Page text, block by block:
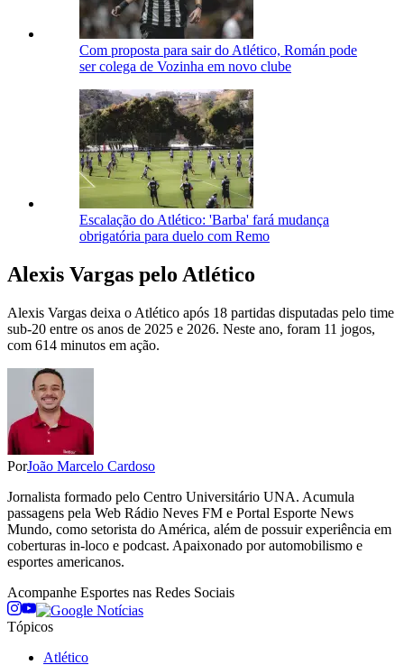
Com proposta para sair do Atlético, Román pode
ser colega de Vozinha em novo clube
Escalação do Atlético: 'Barba' fará mudança
obrigatória para duelo com Remo
Alexis Vargas pelo Atlético
Alexis Vargas deixa o Atlético após 18 partidas disputadas pelo time
sub-20 entre os anos de 2025 e 2026. Neste ano, foram 11 jogos,
com 614 minutos em ação.
PorJoão Marcelo Cardoso
Jornalista formado pelo Centro Universitário UNA. Acumula
passagens pela Web Rádio Neves FM e Portal Esporte News
Mundo, como setorista do América, além de possuir experiência em
coberturas in-loco e podcast. Apaixonado por automobilismo e
esportes americanos.
Acompanhe Esportes nas Redes Sociais
Tópicos
Atlético